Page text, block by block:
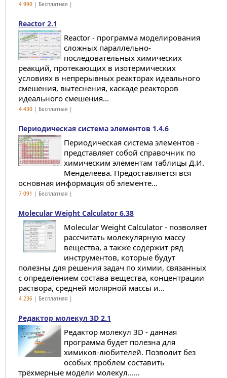
4 990| Бесплатная |
Reactor 2.1
Reactor - программа моделирования
сложных параллельно-
последовательных химических
реакций, протекающих в изотермических
условиях в непрерывных реакторах идеального
смешения, вытеснения, каскаде реакторов
идеального смешения...
4 430| Бесплатная |
Периодическая система элементов 1.4.6
Периодическая система элементов -
представляет собой справочник по
химическим элементам таблицы Д.И.
Менделеева. Предоставляется вся
основная информация об элементе...
7 091 | Бесплатная |
Molecular Weight Calculator 6.38
Molecular Weight Calculator - позволяет
рассчитать молекулярную массу
вещества, а также содержит ряд
инструментов, которые будут
полезны для решения задач по химии, связанных
с определением состава вещества, концентрации
раствора, средней молярной массы и...
4 236| Бесплатная |
Редактор молекул 3D 2.1
Редактор молекул 3D - данная
программа будет полезна для
химиков-любителей. Позволит без
особых проблем составить
трёхмерные модели молекул......